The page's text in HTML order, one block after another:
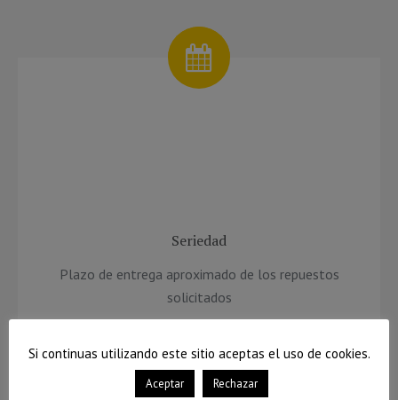
Seriedad
Plazo de entrega aproximado de los repuestos
solicitados
Si continuas utilizando este sitio aceptas el uso de cookies.
Aceptar Rechazar